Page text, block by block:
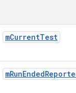
mCurrentTest
mRunEnded